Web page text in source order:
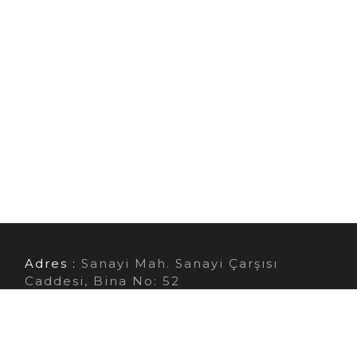
Adres : Sanayi Mah. Sanayi Çarşısı
Caddesi, Bina No: 52